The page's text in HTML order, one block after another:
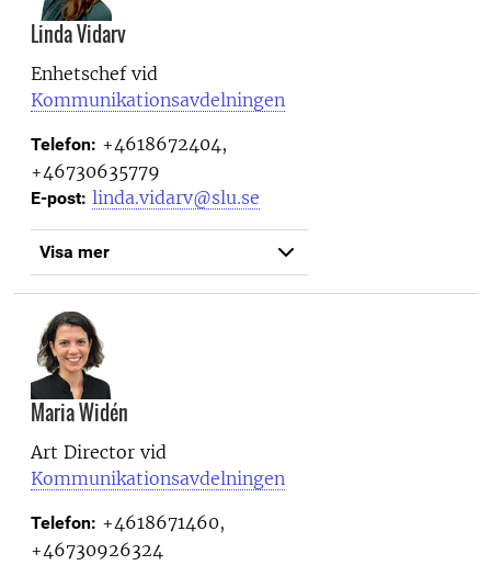
Linda Vidarv
Enhetschef vid
Kommunikationsavdelningen
Telefon: +4618672404,
+46730635779
E-post: linda.vidarv@slu.se
Visa mer
Maria Widén
Art Director vid
Kommunikationsavdelningen
Telefon: +4618671460,
+46730926324